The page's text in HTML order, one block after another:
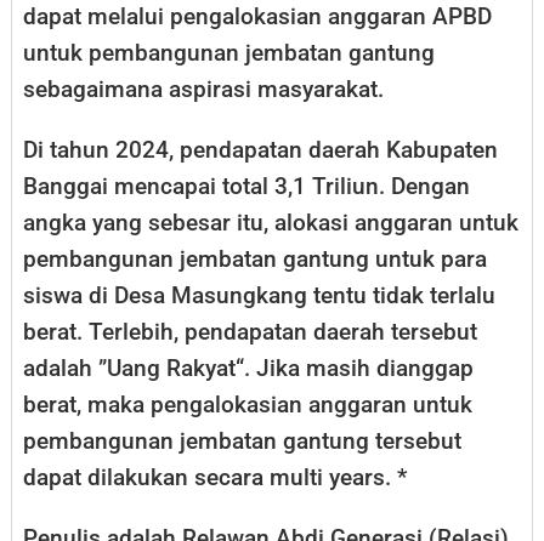
dapat melalui pengalokasian anggaran APBD
untuk pembangunan jembatan gantung
sebagaimana aspirasi masyarakat.
Di tahun 2024, pendapatan daerah Kabupaten
Banggai mencapai total 3,1 Triliun. Dengan
angka yang sebesar itu, alokasi anggaran untuk
pembangunan jembatan gantung untuk para
siswa di Desa Masungkang tentu tidak terlalu
berat. Terlebih, pendapatan daerah tersebut
adalah ”Uang Rakyat“. Jika masih dianggap
berat, maka pengalokasian anggaran untuk
pembangunan jembatan gantung tersebut
dapat dilakukan secara multi years. *